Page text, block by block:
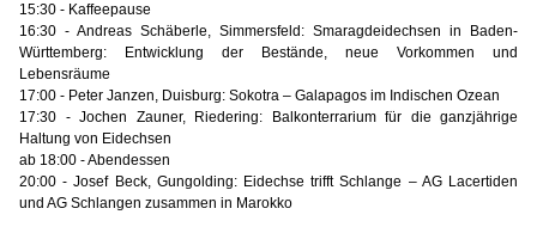
15:30 - Kaffeepause
16:30 - Andreas Schäberle, Simmersfeld: Smaragdeidechsen in Baden-
Württemberg: Entwicklung der Bestände, neue Vorkommen und
Lebensräume
17:00 - Peter Janzen, Duisburg: Sokotra – Galapagos im Indischen Ozean
17:30 - Jochen Zauner, Riedering: Balkonterrarium für die ganzjährige
Haltung von Eidechsen
ab 18:00 - Abendessen
20:00 - Josef Beck, Gungolding: Eidechse trifft Schlange – AG Lacertiden
und AG Schlangen zusammen in Marokko